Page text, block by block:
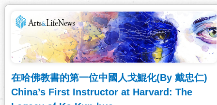
在哈佛教書的第一位中國人戈鯤化(By 戴忠仁)
China’s First Instructor at Harvard: The